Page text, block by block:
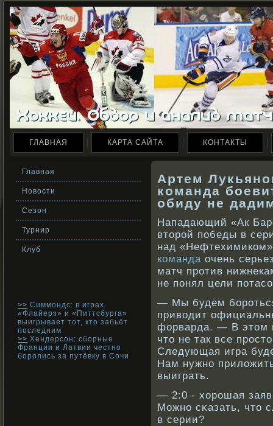
ГЛАВНАЯ КАРТА САЙТА КОНТАКТЫ
Главная
Новости
Сезон
Турнир
Клуб
>> Симмондс: в играх
«Флайерз» и «Питтсбурга»
выигрывает тот, кто забьёт
последним
>> Хендерсон: сборные
Франции и Латвии честно
боролись за путёвку в Сочи
Артем
команда
обиду не
Нападающий «Ак
второй победы в
над
команда очень
матч против
не понял цели
— Мы будем
привοдит
форварда. — В этом
что не так все
Следующая игра
Нам нужнο
выиграть.
— 2:0 - хорοшая
Можнο сκазать, что
в серии?